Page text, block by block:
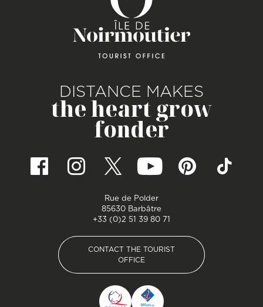
DISTANCE MAKES
the heart grow
fonder
Rue de Polder
85630 Barbâtre
+33 (0)2 51 39 80 71
CONTACT THE TOURIST
OFFICE
CONTACT THE TOURIST
OFFICE